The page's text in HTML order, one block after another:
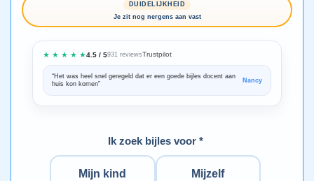
DUIDELIJKHEID
Je zit nog nergens aan vast
★ ★ ★ ★ ★4.5 / 5931 reviewsTrustpilot
“Het was heel snel geregeld dat er een goede bijles docent aan
huis kon komen”
Nancy
Ik zoek bijles voor *
Mijn kind Mijzelf